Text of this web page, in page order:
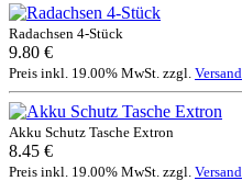
Radachsen 4-Stück
9.80 €
Preis inkl. 19.00% MwSt. zzgl. Versand
Akku Schutz Tasche Extron
8.45 €
Preis inkl. 19.00% MwSt. zzgl. Versand